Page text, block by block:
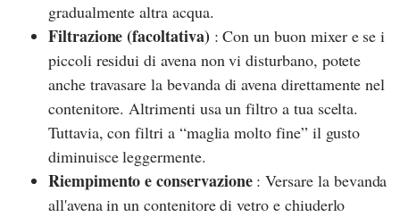
gradualmente altra acqua.
Filtrazione (facoltativa) : Con un buon mixer e se i
piccoli residui di avena non vi disturbano, potete
anche travasare la bevanda di avena direttamente nel
contenitore. Altrimenti usa un filtro a tua scelta.
Tuttavia, con filtri a “maglia molto fine” il gusto
diminuisce leggermente.
Riempimento e conservazione: Versare la bevanda
all'avena in un contenitore di vetro e chiuderlo